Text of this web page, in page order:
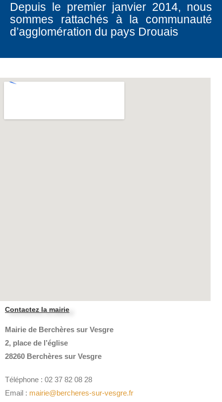
Depuis le premier janvier 2014, nous
sommes rattachés à la communauté
d’agglomération du pays Drouais
Contactez la mairie
Mairie de Berchères sur Vesgre
2, place de l’église
28260 Berchères sur Vesgre
Téléphone : 02 37 82 08 28
Email : mairie@bercheres-sur-vesgre.fr